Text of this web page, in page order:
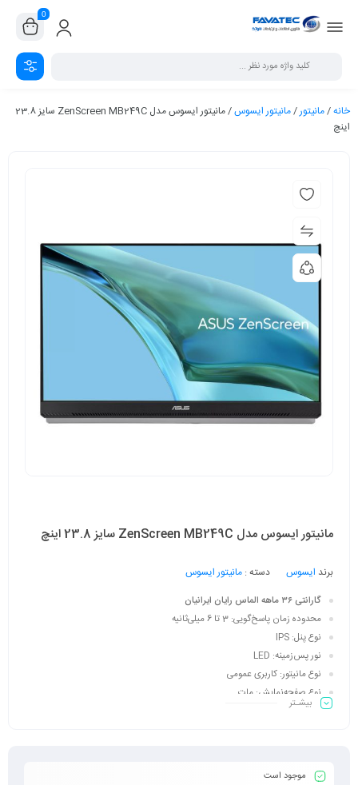
0
خانه/مانیتور/مانیتور ایسوس
/ مانیتور ایسوس مدل ZenScreen MB249C سایز 23.8
اینچ
مانیتور ایسوس مدل ZenScreen MB249C سایز 23.8 اینچ
برند ایسوس دسته : مانیتور ایسوس
گارانتی ۳۶ ماهه الماس رایان ایرانیان
محدوده زمان پاسخ‌گویی: 3 تا 6 میلی‌ثانیه
نوع پنل: IPS
نور پس‌زمینه: LED
نوع مانیتور: کاربری عمومی
نوع صفحه‌نمایش: مات
پورت USB-C: یک عددبیشـتر
موجود است